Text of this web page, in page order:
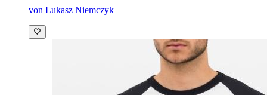
von Lukasz Niemczyk